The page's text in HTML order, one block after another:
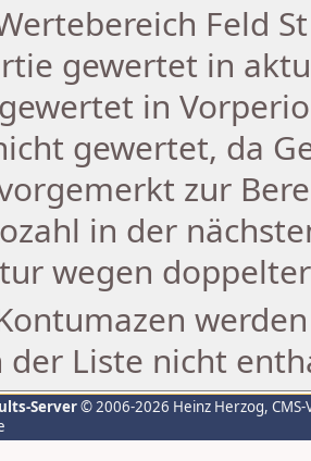
Feld
gewertet in
in
gewertet, da
zur
in der
wegen
der Liste nicht
Server© 2006-2026 Heinz Herzog,